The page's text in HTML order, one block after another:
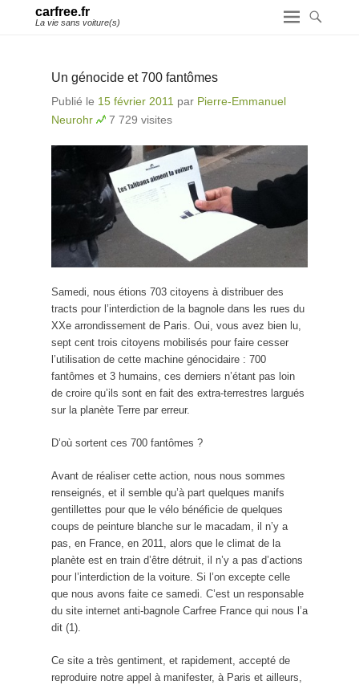
carfree.fr
La vie sans voiture(s)
Un génocide et 700 fantômes
Publié le 15 février 2011 par Pierre-Emmanuel
Neurohr
7 729 visites
Samedi, nous étions 703 citoyens à distribuer des
tracts pour l’interdiction de la bagnole dans les rues du
XXe arrondissement de Paris. Oui, vous avez bien lu,
sept cent trois citoyens mobilisés pour faire cesser
l’utilisation de cette machine génocidaire : 700
fantômes et 3 humains, ces derniers n’étant pas loin
de croire qu’ils sont en fait des extra-terrestres largués
sur la planète Terre par erreur.
D’où sortent ces 700 fantômes ?
Avant de réaliser cette action, nous nous sommes
renseignés, et il semble qu’à part quelques manifs
gentillettes pour que le vélo bénéficie de quelques
coups de peinture blanche sur le macadam, il n’y a
pas, en France, en 2011, alors que le climat de la
planète est en train d’être détruit, il n’y a pas d’actions
pour l’interdiction de la voiture. Si l’on excepte celle
que nous avons faite ce samedi. C’est un responsable
du site internet anti-bagnole Carfree France qui nous l’a
dit (1).
Ce site a très gentiment, et rapidement, accepté de
reproduire notre appel à manifester, à Paris et ailleurs,